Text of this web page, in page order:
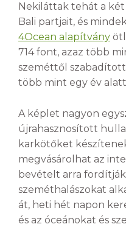
Nekiláttak tehát a
Bali partjait, és
4Ocean alapítvány
714 font, azaz több
szeméttől
több mint egy év
A képlet nagyon
újrahasznosított
karkötőket
megvásárolhat az
bevételt arra
szeméthalászokat
át, heti hét napon
és az óceánokat és